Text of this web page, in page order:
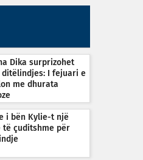
Dika surprizohet
ditëlindjes: I fejuari e
me dhurata
i bën Kylie-t një
të çuditshme për